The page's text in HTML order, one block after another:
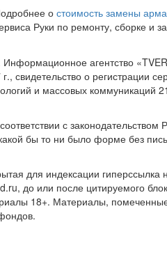
остоимость замены
Руки по ремонту, сборке и
агентство
свидетельство о регистрации
и массовых
с законодательством
бы то ни было форме без
для индексации
до или после цитируемого
18+. Материалы,